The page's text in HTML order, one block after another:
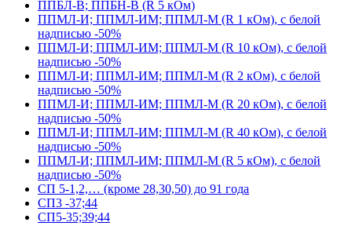
ППБЛ-В; ППБН-В (R 5 кОм)
ППМЛ-И; ППМЛ-ИМ; ППМЛ-М (R 1 кОм), с белой
надписью -50%
ППМЛ-И; ППМЛ-ИМ; ППМЛ-М (R 10 кОм), с белой
надписью -50%
ППМЛ-И; ППМЛ-ИМ; ППМЛ-М (R 2 кОм), с белой
надписью -50%
ППМЛ-И; ППМЛ-ИМ; ППМЛ-М (R 20 кОм), с белой
надписью -50%
ППМЛ-И; ППМЛ-ИМ; ППМЛ-М (R 40 кОм), с белой
надписью -50%
ППМЛ-И; ППМЛ-ИМ; ППМЛ-М (R 5 кОм), с белой
надписью -50%
СП 5-1,2,… (кроме 28,30,50) до 91 года
СП3 -37;44
СП5-35;39;44